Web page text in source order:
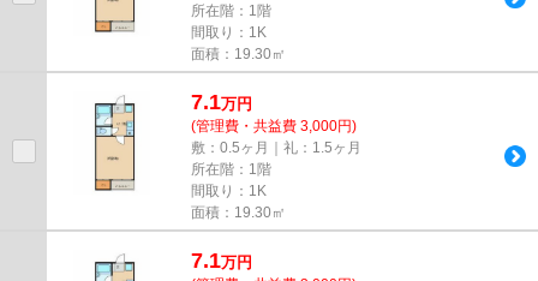
所在階：1階
間取り：1K
面積：19.30㎡
7.1万円
(管理費・共益費 3,000円)
敷：0.5ヶ月｜礼：1.5ヶ月
所在階：1階
間取り：1K
面積：19.30㎡
7.1万円